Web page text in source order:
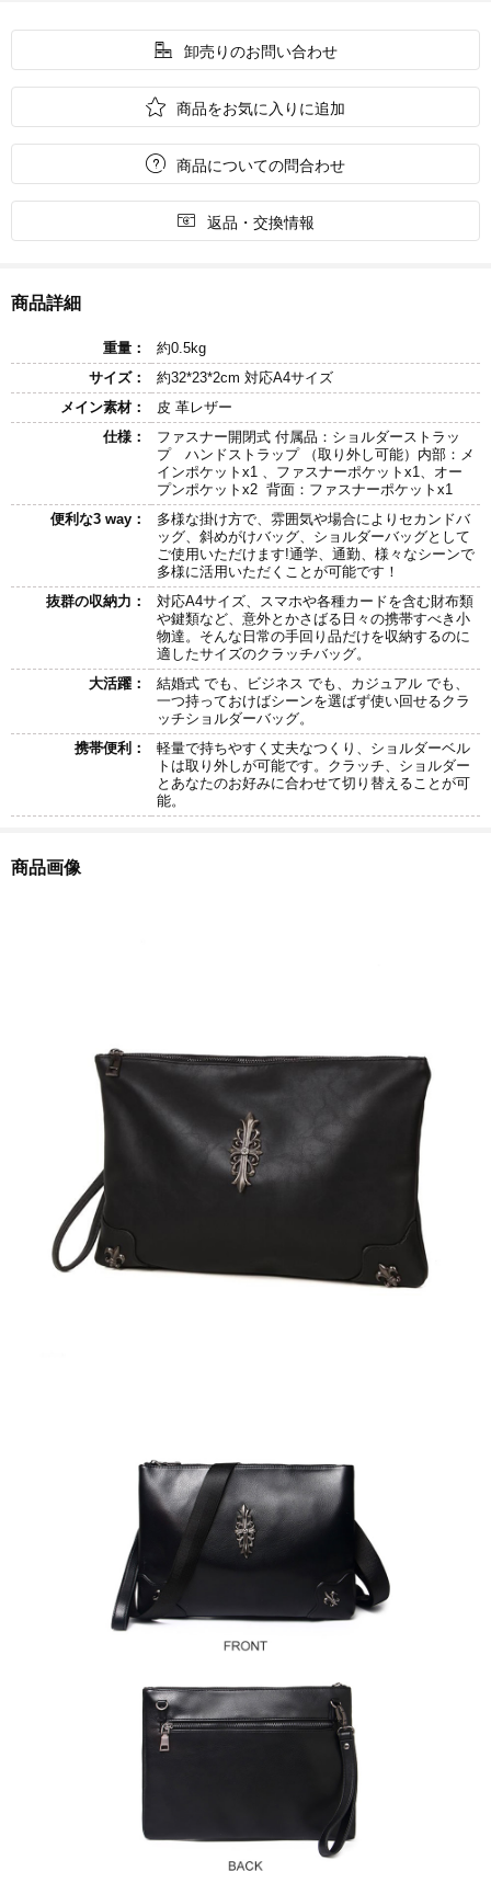
 卸売りのお問い合わせ
 商品をお気に入りに追加
 商品についての問合わせ
 返品・交換情報
商品詳細
重量：
約0.5kg
サイズ：
約32*23*2cm 対応A4サイズ
メイン素材：
皮 革レザー
仕様：
ファスナー開閉式 付属品：ショルダーストラッ
プ ハンドストラップ （取り外し可能）内部：メ
インポケットx1 、ファスナーポケットx1、オー
プンポケットx2 背面：ファスナーポケットx1
便利な3 way：
多様な掛け方で、雰囲気や場合によりセカンドバ
ッグ、斜めがけバッグ、ショルダーバッグとして
ご使用いただけます!通学、通勤、様々なシーンで
多様に活用いただくことが可能です！
抜群の収納力：
対応A4サイズ、スマホや各種カードを含む財布類
や鍵類など、意外とかさばる日々の携帯すべき小
物達。そんな日常の手回り品だけを収納するのに
適したサイズのクラッチバッグ。
大活躍：
結婚式 でも、ビジネス でも、カジュアル でも、
一つ持っておけばシーンを選ばず使い回せるクラ
ッチショルダーバッグ。
携帯便利：
軽量で持ちやすく丈夫なつくり、ショルダーベル
トは取り外しが可能です。クラッチ、ショルダー
とあなたのお好みに合わせて切り替えることが可
能。
商品画像